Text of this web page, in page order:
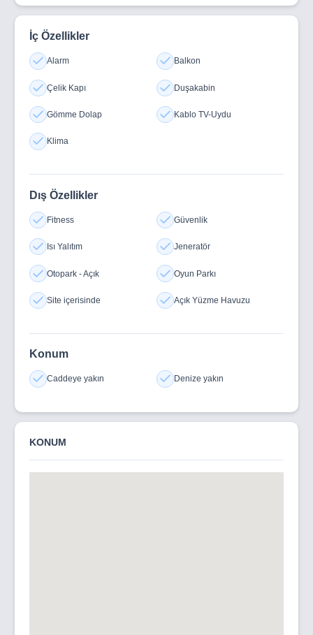
İç Özellikler
Alarm Balkon
Çelik Kapı Duşakabin
Gömme Dolap Kablo TV-Uydu
Klima
Dış Özellikler
Fitness Güvenlik
Isı Yalıtım Jeneratör
Otopark - Açık Oyun Parkı
Site içerisinde Açık Yüzme Havuzu
Konum
Caddeye yakın Denize yakın
KONUM